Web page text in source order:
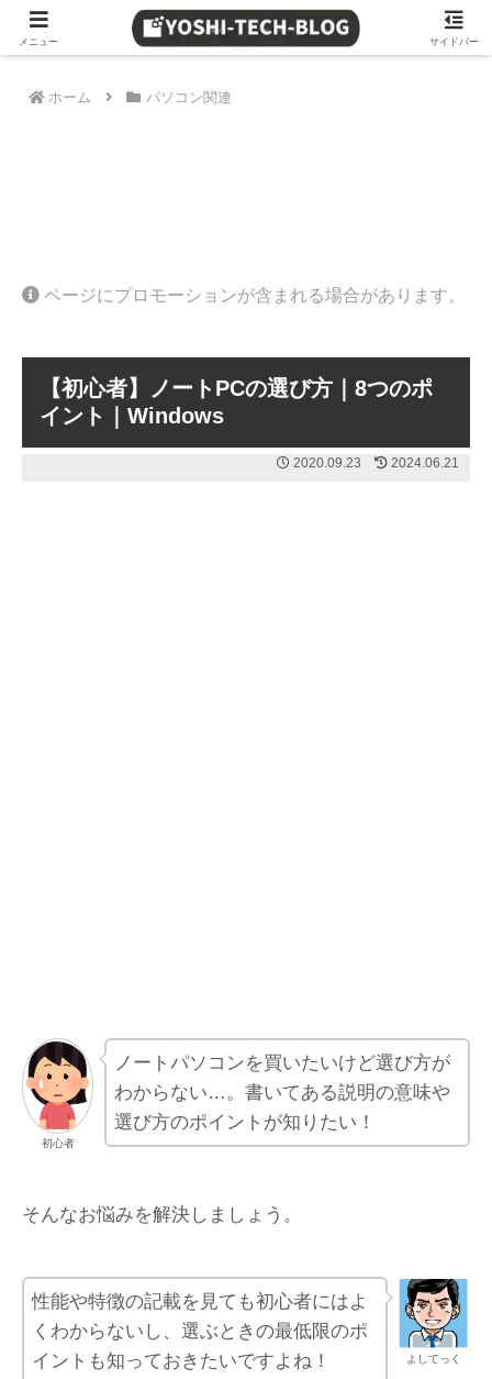
≫ Amazon 日替わりタイムセール
ホーム パソコン関連
ページにプロモーションが含まれる場合があります。
【初心者】ノートPCの選び方｜8つのポ
イント｜Windows
2020.09.23 2024.06.21
初心者
ノートパソコンを買いたいけど選び方が
わからない…。書いてある説明の意味や
選び方のポイントが知りたい！
そんなお悩みを解決しましょう。
よしてっく
性能や特徴の記載を見ても初心者にはよ
くわからないし、選ぶときの最低限のポ
イントも知っておきたいですよね！
メニュー サイドバー